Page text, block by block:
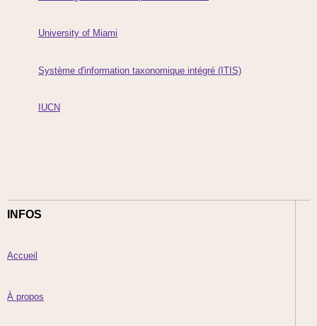
University of Miami
Système d'information taxonomique intégré (ITIS)
IUCN
INFOS
Accueil
À propos